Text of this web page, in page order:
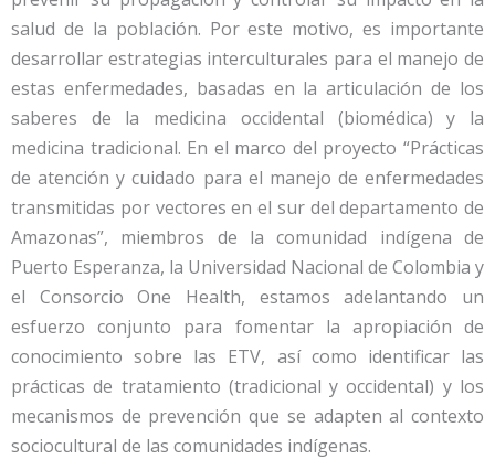
salud de la población. Por este motivo, es importante
desarrollar estrategias interculturales para el manejo de
estas enfermedades, basadas en la articulación de los
saberes de la medicina occidental (biomédica) y la
medicina tradicional. En el marco del proyecto “Prácticas
de atención y cuidado para el manejo de enfermedades
transmitidas por vectores en el sur del departamento de
Amazonas”, miembros de la comunidad indígena de
Puerto Esperanza, la Universidad Nacional de Colombia y
el Consorcio One Health, estamos adelantando un
esfuerzo conjunto para fomentar la apropiación de
conocimiento sobre las ETV, así como identificar las
prácticas de tratamiento (tradicional y occidental) y los
mecanismos de prevención que se adapten al contexto
sociocultural de las comunidades indígenas.